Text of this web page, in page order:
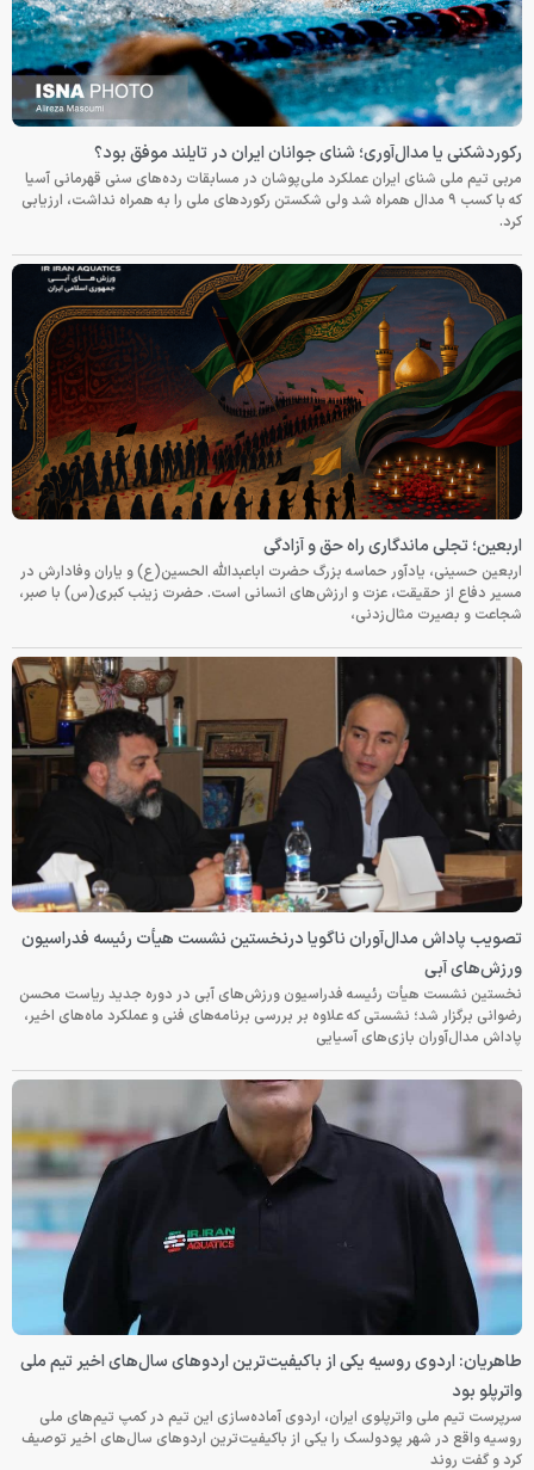
رکوردشکنی یا مدال‌آوری؛ شنای جوانان ایران در تایلند موفق بود؟
مربی تیم ملی شنای ایران عملکرد ملی‌پوشان در مسابقات رده‌های سنی قهرمانی آسیا
که با کسب ۹ مدال همراه شد ولی شکستن رکوردهای ملی را به همراه نداشت، ارزیابی
کرد.
اربعین؛ تجلی ماندگاری راه حق و آزادگی
اربعین حسینی، یادآور حماسه بزرگ حضرت اباعبدالله الحسین(ع) و یاران وفادارش در
مسیر دفاع از حقیقت، عزت و ارزش‌های انسانی است. حضرت زینب کبری(س) با صبر،
شجاعت و بصیرت مثال‌زدنی،
تصویب پاداش مدال‌آوران ناگویا درنخستین نشست هیأت رئیسه فدراسیون
ورزش‌های آبی
نخستین نشست هیأت رئیسه فدراسیون ورزش‌های آبی در دوره جدید ریاست محسن
رضوانی برگزار شد؛ نشستی که علاوه بر بررسی برنامه‌های فنی و عملکرد ماه‌های اخیر،
پاداش مدال‌آوران بازی‌های آسیایی
طاهریان: اردوی روسیه یکی از باکیفیت‌ترین اردوهای سال‌های اخیر تیم ملی
واترپلو بود
سرپرست تیم ملی واترپلوی ایران، اردوی آماده‌سازی این تیم در کمپ تیم‌های ملی
روسیه واقع در شهر پودولسک را یکی از باکیفیت‌ترین اردوهای سال‌های اخیر توصیف
کرد و گفت روند